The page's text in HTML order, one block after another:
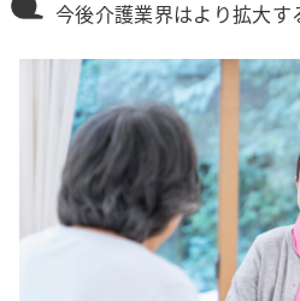
今後介護業界はより拡大す